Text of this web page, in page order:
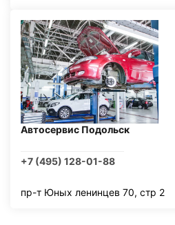
Автосервис Подольск
+7 (495) 128-01-88
пр-т Юных ленинцев 70, стр 2